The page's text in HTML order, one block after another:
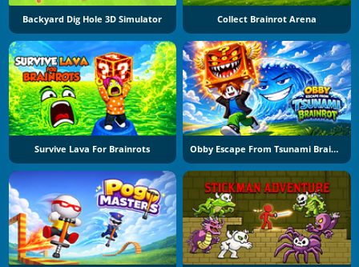
Backyard Dig Hole 3D Simulator Collect Brainrot Arena
Survive Lava For Brainrots Obby Escape From Tsunami Brainrot